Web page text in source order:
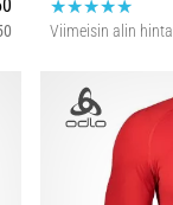
Viimeisin alin hinta